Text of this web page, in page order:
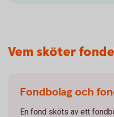
Vem sköter
Fondbolag och
En fond sköts av ett